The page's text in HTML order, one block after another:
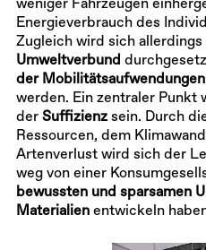
weniger Fahrzeugen
Energieverbrauch des
Zugleich wird sich allerdings
Umweltverbund
der
werden. Ein zentraler Punkt
der Suffizienz sein. Durch
Ressourcen, dem
Artenverlust wird sich der
weg von einer
bewussten und sparsamen
Materialien entwickeln